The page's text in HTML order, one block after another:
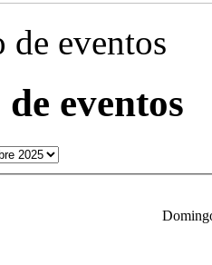
de eventos
eventos